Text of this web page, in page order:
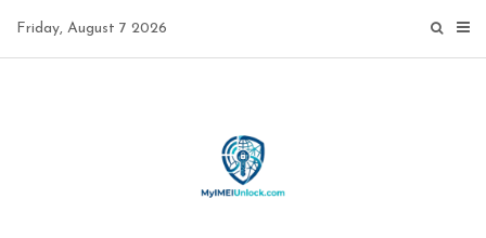
Friday, August 7 2026